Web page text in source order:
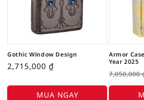
Gothic Window Design
2,715,000 ₫
MUA NGAY
Armor
Year 2025
7,050,000